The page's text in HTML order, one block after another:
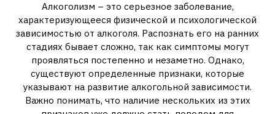
Алкоголизм – это серьезное заболевание,
характеризующееся физической и психологической
зависимостью от алкоголя. Распознать его на ранних
стадиях бывает сложно, так как симптомы могут
проявляться постепенно и незаметно. Однако,
существуют определенные признаки, которые
указывают на развитие алкогольной зависимости.
Важно понимать, что наличие нескольких из этих